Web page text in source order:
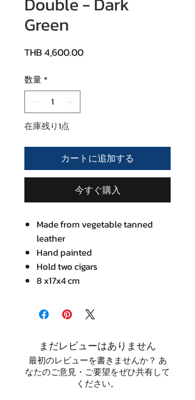
Green
THB 4,600.00価格
数量*
在庫残り1点
カートに追加する
今すぐ購入
Made from vegetable tanned
leather
Hand painted
Hold two cigars
8 x17x4 cm
まだレビューはありません
最初のレビューを書きませんか？ あ
なたのご意見・ご要望をぜひ共有して
ください。